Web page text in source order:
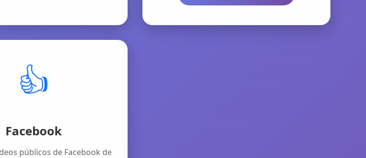
👍
Facebook
públicos de Facebook de